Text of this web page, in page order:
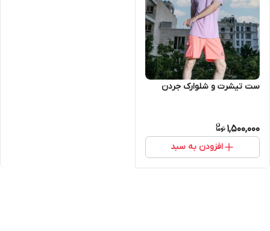
ست تیشرت و شلوارک جردن
1,500,000
افزودن به سبد